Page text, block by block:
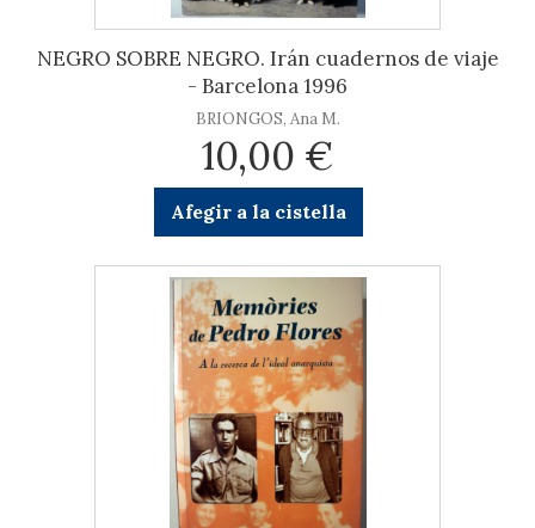
NEGRO SOBRE NEGRO. Irán cuadernos de viaje
- Barcelona 1996
BRIONGOS, Ana M.
10,00 €
Afegir a la cistella